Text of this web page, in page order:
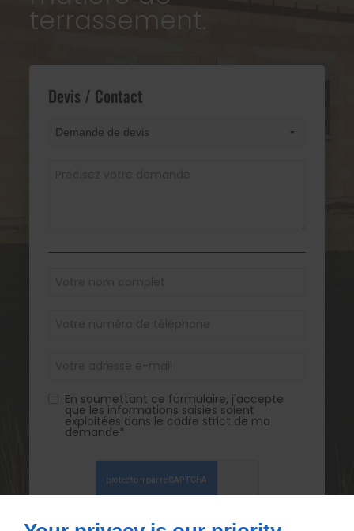
terrassement.
Devis / Contact
En soumettant ce formulaire, j'accepte
que les informations saisies soient
exploitées dans le cadre strict de ma
demande*